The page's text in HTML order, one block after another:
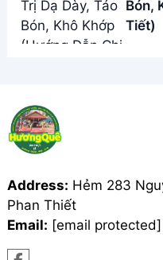
Bón,
Tiết)
Address: Hẻm 283
Phan Thiết
Email: [email protected]